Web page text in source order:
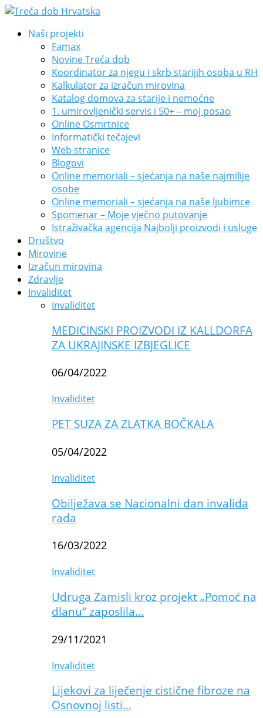
Naši projekti
Famax
Novine Treća dob
Koordinator za njegu i skrb starijih osoba u RH
Kalkulator za izračun mirovina
Katalog domova za starije i nemoćne
1. umirovljenički servis i 50+ – moj posao
Online Osmrtnice
Informatički tečajevi
Web stranice
Blogovi
Online memoriali – sjećanja na naše najmilije
osobe
Online memoriali – sjećanja na naše ljubimce
Spomenar – Moje vječno putovanje
Istraživačka agencija Najbolji proizvodi i usluge
Društvo
Mirovine
Izračun mirovina
Zdravlje
Invaliditet
Invaliditet
MEDICINSKI PROIZVODI IZ KALLDORFA
ZA UKRAJINSKE IZBJEGLICE
06/04/2022
Invaliditet
PET SUZA ZA ZLATKA BOČKALA
05/04/2022
Invaliditet
Obilježava se Nacionalni dan invalida
rada
16/03/2022
Invaliditet
Udruga Zamisli kroz projekt „Pomoć na
dlanu“ zaposlila…
29/11/2021
Invaliditet
Lijekovi za liječenje cistične fibroze na
Osnovnoj listi…